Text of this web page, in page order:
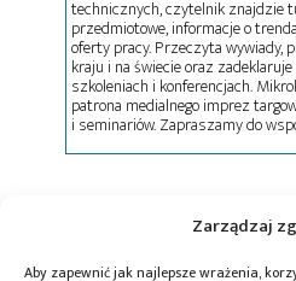
Zarządzaj
Aby zapewnić jak najlepsze wrażenia,
technicznych, czytelnik znajdzie
przedmiotowe, informacje o
oferty pracy. Przeczyta wywiady,
kraju i na świecie oraz
szkoleniach i konferencjach.
patrona medialnego imprez
i seminariów. Zapraszamy do